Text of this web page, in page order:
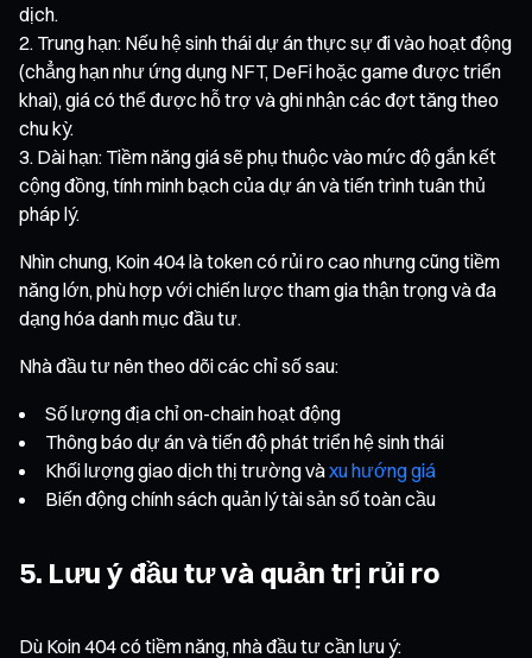
dịch.
Trung hạn: Nếu hệ sinh thái dự án thực sự đi vào hoạt động
(chẳng hạn như ứng dụng NFT, DeFi hoặc game được triển
khai), giá có thể được hỗ trợ và ghi nhận các đợt tăng theo
chu kỳ.
Dài hạn: Tiềm năng giá sẽ phụ thuộc vào mức độ gắn kết
cộng đồng, tính minh bạch của dự án và tiến trình tuân thủ
pháp lý.
Nhìn chung, Koin 404 là token có rủi ro cao nhưng cũng tiềm
năng lớn, phù hợp với chiến lược tham gia thận trọng và đa
dạng hóa danh mục đầu tư.
Nhà đầu tư nên theo dõi các chỉ số sau:
Số lượng địa chỉ on-chain hoạt động
Thông báo dự án và tiến độ phát triển hệ sinh thái
Khối lượng giao dịch thị trường vàxu hướng giá
Biến động chính sách quản lý tài sản số toàn cầu
5. Lưu ý đầu tư và quản trị rủi ro
Dù Koin 404 có tiềm năng, nhà đầu tư cần lưu ý: